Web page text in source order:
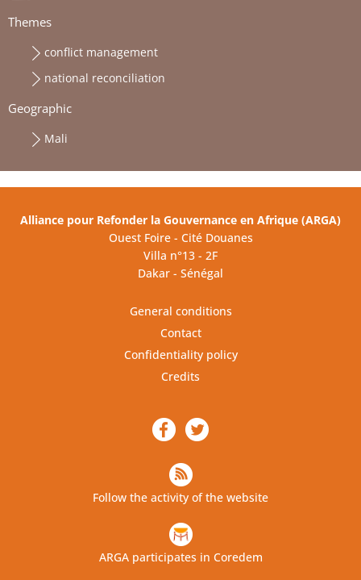
Themes
conflict management
national reconciliation
Geographic
Mali
Alliance pour Refonder la Gouvernance en Afrique (ARGA)
Ouest Foire - Cité Douanes
Villa n°13 - 2F
Dakar - Sénégal
General conditions
Contact
Confidentiality policy
Credits
Follow the activity of the website
ARGA participates in Coredem